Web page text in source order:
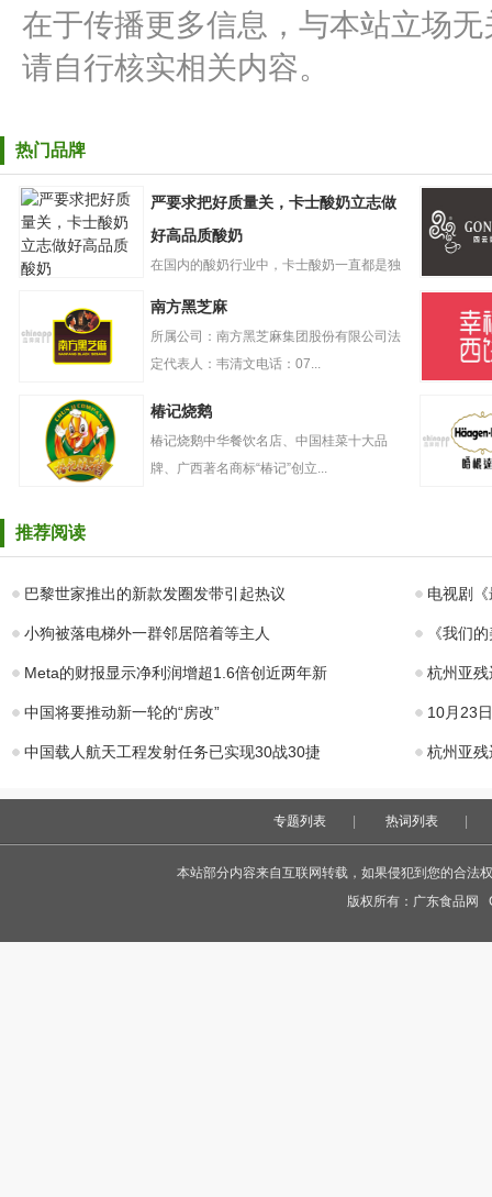
在于传播更多信息，与本站立场
请自行核实相关内容。
热门品牌
关，卡士酸奶立
志做好高品质酸
严要求把好质量关，卡士酸奶立志做
好高品质酸奶
在国内的酸奶行业中，卡士酸奶一直都是独
奶盖贡茶
南方黑芝麻
南方黑芝麻
所属公司：南方黑芝麻集团股份有限公司法
定代表人：韦清文电话：07...
椿记烧鹅
椿记烧鹅中华餐饮名店、中国桂菜十大品
牌、广西著名商标“椿记”创立...
推荐阅读
巴黎世家推出的新款发圈发带引起热议 电视剧
小狗被落电梯外一群邻居陪着等主人 《我们
Meta的财报显示净利润增超1.6倍创近两年新 杭州亚残
中国将要推动新一轮的“房改” 10月23
中国载人航天工程发射任务已实现30战30捷 杭州亚
专题列表 热词列表
本站部分内容来自互联网转载，如果侵犯到您的合法
版权所有： 广东食品网